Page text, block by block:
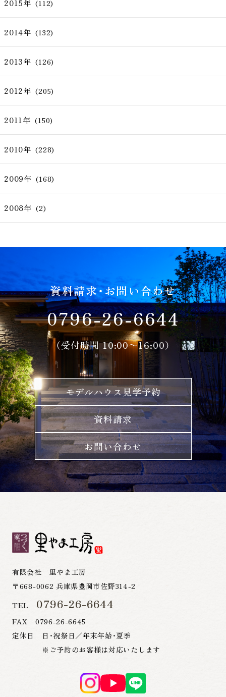
2015年 (112)
2014年 (132)
2013年 (126)
2012年 (205)
2011年 (150)
2010年 (228)
2009年 (168)
2008年 (2)
資料請求・お問い合わせ
0796-26-6644
（受付時間 10:00〜16:00）
モデルハウス見学予約
資料請求
お問い合わせ
有限会社 里やま工房
〒668-0062 兵庫県豊岡市佐野314-2
TEL 0796-26-6644
FAX 0796-26-6645
定休日 日・祝祭日／年末年始・夏季
※ご予約のお客様は対応いたします